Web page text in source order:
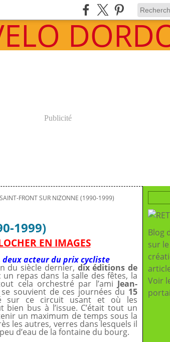
Publicité
SAINT-FRONT SUR NIZONNE (1990-1999)
1999)
EN IMAGES
deux acteur du prix cycliste
du siècle dernier, dix éditions de
repas dans la salle des fêtes, la
cela orchestré par l’ami Jean-
souvient de ces journées du 15
sur ce circuit usant et où les
bus à l’issue. C’était tout un
un maximum de temps sous la
les autres, verres dans lesquels il
d’eau de la fontaine du bourg.
Blog
sur
Voir